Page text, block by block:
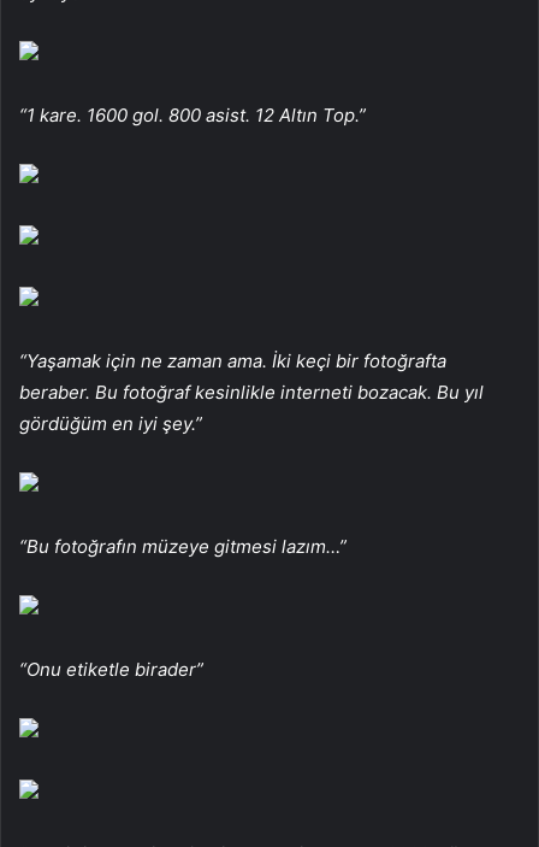
“1 kare. 1600 gol. 800 asist. 12 Altın Top.”
“Yaşamak için ne zaman ama. İki keçi bir fotoğrafta
beraber. Bu fotoğraf kesinlikle interneti bozacak. Bu yıl
gördüğüm en iyi şey.”
“Bu fotoğrafın müzeye gitmesi lazım…”
“Onu etiketle birader”